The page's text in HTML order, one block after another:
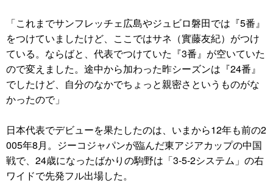
「これまでサンフレッチェ広島やジュビロ磐田では『5番』
をつけていましたけど、ここではサネ（實藤友紀）がつけ
ている。ならばと、代表でつけていた『3番』が空いていた
ので変えました。途中から加わった昨シーズンは『24番』
でしたけど、自分のなかでちょっと親密さというものがな
かったので」
日本代表でデビューを果たしたのは、いまから12年も前の2
005年8月。ジーコジャパンが臨んだ東アジアカップの中国
戦で、24歳になったばかりの駒野は「3‐5‐2システム」の右
ワイドで先発フル出場した。